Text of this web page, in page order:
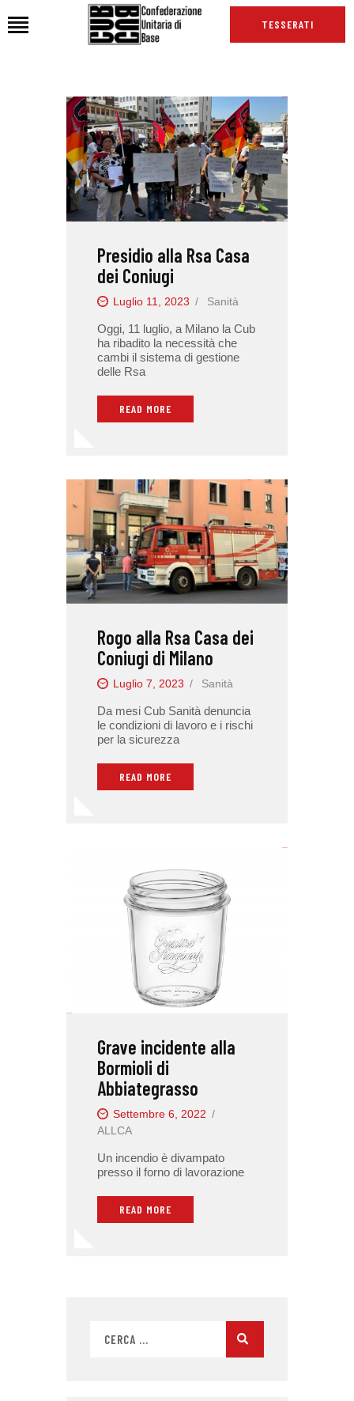
TESSERATI
HOME
CHI SIAMO
SEDI
NEWS
PODCAST CUB
INTERNAZIONALE
RASSEGNA STAMPA
Presidio alla Rsa Casa
dei Coniugi
Luglio 11, 2023 Sanità
Oggi, 11 luglio, a Milano la Cub
ha ribadito la necessità che
cambi il sistema di gestione
delle Rsa
READ MORE
Rogo alla Rsa Casa dei
Coniugi di Milano
Luglio 7, 2023 Sanità
Da mesi Cub Sanità denuncia
le condizioni di lavoro e i rischi
per la sicurezza
READ MORE
Grave incidente alla
Bormioli di
Abbiategrasso
Settembre 6, 2022
ALLCA
Un incendio è divampato
presso il forno di lavorazione
READ MORE